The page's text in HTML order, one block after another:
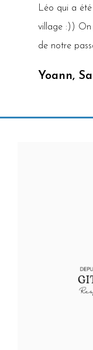
Léo qui a
village :)) On
de notre
Yoann,